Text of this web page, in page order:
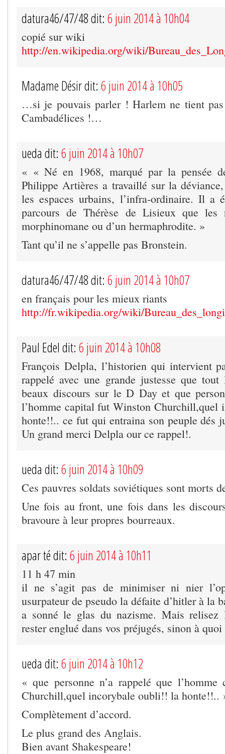
datura46/47/48 dit: 6 juin 2014 à 10h04
copié sur wiki
http://en.wikipedia.org/wiki/
Madame Désir dit: 6 juin 2014 à 10h05
…si je pouvais parler ! Harlem ne tient
Cambadélices !…
ueda dit: 6 juin 2014 à 10h07
« « Né en 1968, marqué par la pensée
Philippe Artières a travaillé sur la
les espaces urbains, l’infra-ordinaire. Il a
parcours de Thérèse de Lisieux que
morphinomane ou d’un hermaphrodite. »
Tant qu’il ne s’appelle pas Bronstein.
datura46/47/48 dit: 6 juin 2014 à 10h07
en français pour les mieux riants
http://fr.wikipedia.org/wiki/
Paul Edel dit: 6 juin 2014 à 10h08
François Delpla, l’historien qui intervient
rappelé avec une grande justesse que
beaux discours sur le D Day et que
l’homme capital fut Winston Churchill,quel
honte!!.. ce fut qui entraina son peuple dés
Un grand merci Delpla our ce rappel!.
ueda dit: 6 juin 2014 à 10h09
Ces pauvres soldats soviétiques sont morts
Une fois au front, une fois dans les
bravoure à leur propres bourreaux.
apar té dit: 6 juin 2014 à 10h11
11 h 47 min
il ne s’agit pas de minimiser ni nier
usurpateur de pseudo la défaite d’hitler à la
a sonné le glas du nazisme. Mais relisez
rester englué dans vos préjugés, sinon à
ueda dit: 6 juin 2014 à 10h12
« que personne n’a rappelé que
Churchill,quel incorybale oubli!! la honte!!..
Complètement d’accord.
Le plus grand des Anglais.
Bien avant Shakespeare!